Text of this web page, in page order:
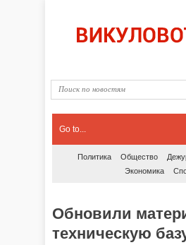
Go to...
Политика Общество
Экономика
Обновили
техническую